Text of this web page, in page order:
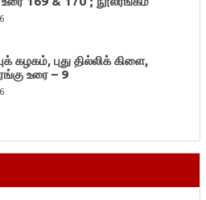
கழகம், புது தில்லிக் கிளை,
உரை – 9